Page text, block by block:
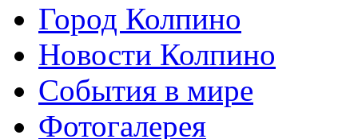
Город Колпино
Новости Колпино
События в мире
Фотогалерея